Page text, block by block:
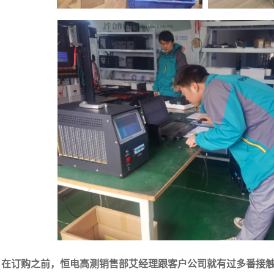
购之前，恒电高测销售部艾经理跟客户公司就有过多番接